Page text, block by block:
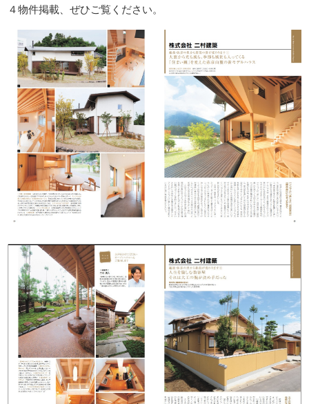
４物件掲載、ぜひご覧ください。